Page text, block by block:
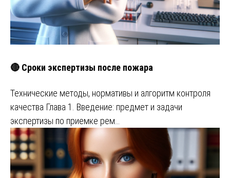
🔴 Сроки экспертизы после пожара
Технические методы, нормативы и алгоритм контроля
качества Глава 1. Введение: предмет и задачи
экспертизы по приемке рем…